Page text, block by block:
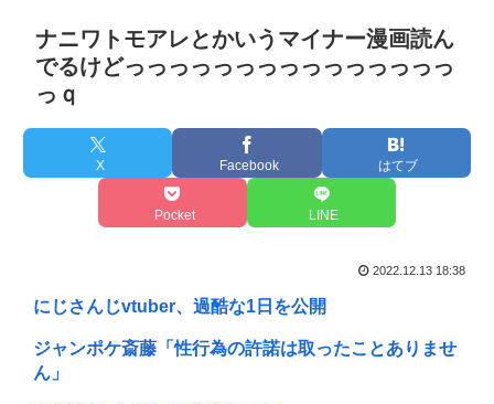
ナニワトモアレとかいうマイナー漫画読ん
でるけどっっっっっっっっっっっっっっっ
っｑ
X Facebook はてブ
Pocket LINE
2022.12.13 18:38
にじさんじvtuber、過酷な1日を公開
ジャンポケ斎藤「性行為の許諾は取ったことありませ
ん」